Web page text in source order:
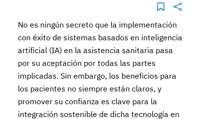
No es ningún secreto que la implementación
con éxito de sistemas basados en inteligencia
artificial (IA) en la asistencia sanitaria pasa
por su aceptación por todas las partes
implicadas. Sin embargo, los beneficios para
los pacientes no siempre están claros, y
promover su confianza es clave para la
integración sostenible de dicha tecnología en